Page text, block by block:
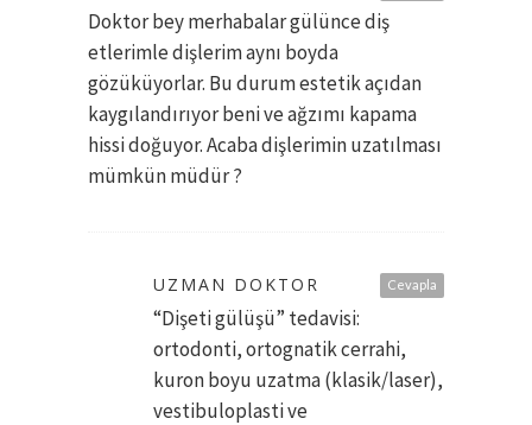
Doktor bey merhabalar gülünce diş
etlerimle dişlerim aynı boyda
gözüküyorlar. Bu durum estetik açıdan
kaygılandırıyor beni ve ağzımı kapama
hissi doğuyor. Acaba dişlerimin uzatılması
mümkün müdür ?
Cevapla
UZMAN DOKTOR
“Dişeti gülüşü” tedavisi:
ortodonti, ortognatik cerrahi,
kuron boyu uzatma (klasik/laser),
vestibuloplasti ve